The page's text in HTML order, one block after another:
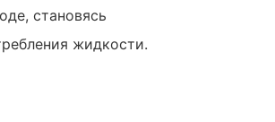
становясь
жидкости.